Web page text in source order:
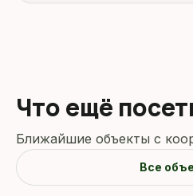
Что ещё
Ближайшие объекты с
Все